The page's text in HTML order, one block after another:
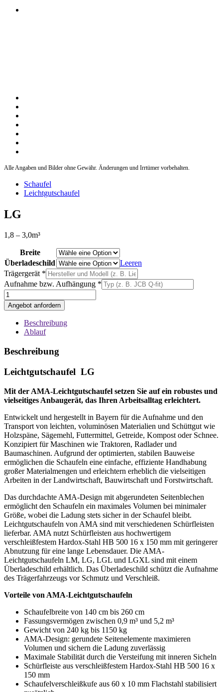
Alle Angaben und Bilder ohne Gewähr. Änderungen und Irrtümer vorbehalten.
Schaufel
Leichtgutschaufel
LG
1,8 – 3,0m³
Breite
Überladeschild
Leeren
Trägergerät *
Aufnahme bzw. Aufhängung *
LG
Menge
Angebot anfordern
Beschreibung
Ablauf
Beschreibung
Leichtgutschaufel LG
Mit der AMA-Leichtgutschaufel setzen Sie auf ein robustes und
vielseitiges Anbaugerät, das Ihren Arbeitsalltag erleichtert.
Entwickelt und hergestellt in Bayern für die Aufnahme und den
Transport von leichten, voluminösen Materialien und Schüttgut wie
Holzspäne, Sägemehl, Futtermittel, Getreide, Kompost oder Schnee.
Konzipiert für Maschinen wie Traktoren, Radlader und
Baumaschinen. Aufgrund der optimierten, stabilen Bauweise
ermöglichen die Schaufeln eine einfache, effiziente Handhabung
großer Materialmengen und erleichtern erheblich die vielseitigen
Arbeiten in der Landwirtschaft, Bauwirtschaft und Forstwirtschaft.
Das durchdachte AMA-Design mit abgerundeten Seitenblechen
ermöglicht den Schaufeln ein maximales Volumen bei minimaler
Größe, wobei die Ladung stets sicher in der Schaufel bleibt.
Leichtgutschaufeln von AMA sind mit verschiedenen Schürfleisten
lieferbar. AMA nutzt Schürfleisten aus hochwertigem
verschleißfestem Hardox-Stahl HB 500 16 x 150 mm mit geringerer
Abnutzung für eine lange Lebensdauer. Die AMA-
Leichtgutschaufeln LM, LG, LGL und LGXL sind mit einem
Überladeschild erhältlich. Das Überladeschild schützt die Aufnahme
des Trägerfahrzeugs vor Schmutz und Verschleiß.
Vorteile von AMA-Leichtgutschaufeln
Schaufelbreite von 140 cm bis 260 cm
Fassungsvermögen zwischen 0,9 m³ und 5,2 m³
Gewicht von 240 kg bis 1150 kg
AMA-Design: gerundete Seitenelemente maximieren
Volumen und sichern die Ladung zuverlässig
Maximale Stabilität durch die Versteifung mit inneren Sicheln
Schürfleiste aus verschleißfestem Hardox-Stahl HB 500 16 x
150 mm
Schaufelverschleißkufe aus 60 x 10 mm Flachstahl stabilisiert